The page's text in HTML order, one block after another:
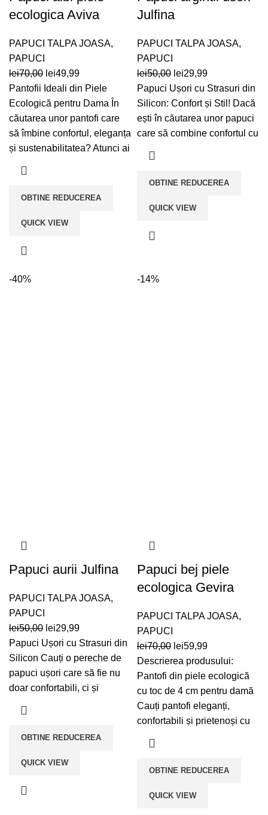
ecologica Aviva
PAPUCI TALPA JOASA,
PAPUCI
lei70,00 Prețul
inițial
a
fost:
lei70,00.
lei49,99Prețul
curent
este:
lei49,99.
Pantofii Ideali din Piele
Ecologică pentru Dama În
căutarea unor pantofi care
să îmbine confortul, eleganța
și sustenabilitatea? Atunci ai
OBTINE REDUCEREA
QUICK VIEW
Julfina
PAPUCI TALPA JOASA,
PAPUCI
lei50,00 Prețul
inițial
a
fost:
lei50,00.
lei29,99Prețul
curent
este:
lei29,99.
Papuci Ușori cu Strasuri din
Silicon: Confort și Stil! Dacă
ești în căutarea unor papuci
care să combine confortul cu
OBTINE REDUCEREA
QUICK VIEW
-40%
Papuci aurii Julfina
PAPUCI TALPA JOASA,
PAPUCI
lei50,00 Prețul
inițial
a
fost:
lei50,00.
lei29,99Prețul
curent
este:
lei29,99.
Papuci Ușori cu Strasuri din
Silicon Cauți o pereche de
papuci ușori care să fie nu
doar confortabili, ci și
OBTINE REDUCEREA
QUICK VIEW
-14%
Papuci bej piele
ecologica Gevira
PAPUCI TALPA JOASA,
PAPUCI
lei70,00 Prețul
inițial
a
fost:
lei70,00.
lei59,99Prețul
curent
este:
lei59,99.
Descrierea produsului:
Pantofi din piele ecologică
cu toc de 4 cm pentru damă
Cauți pantofi eleganți,
confortabili și prietenoși cu
OBTINE REDUCEREA
QUICK VIEW